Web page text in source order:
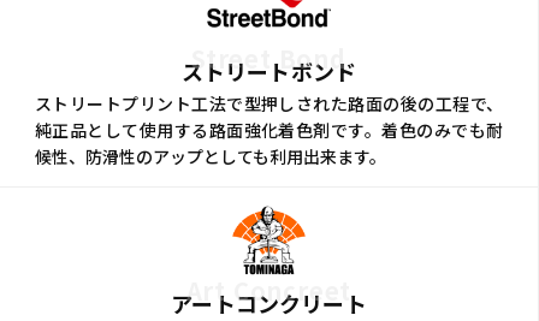
Street Bond
ストリートボンド
ストリートプリント工法で型押しされた路面の後の工程で、
純正品として使用する路面強化着色剤です。着色のみでも耐
候性、防滑性のアップとしても利用出来ます。
Art Concreet
アートコンクリート